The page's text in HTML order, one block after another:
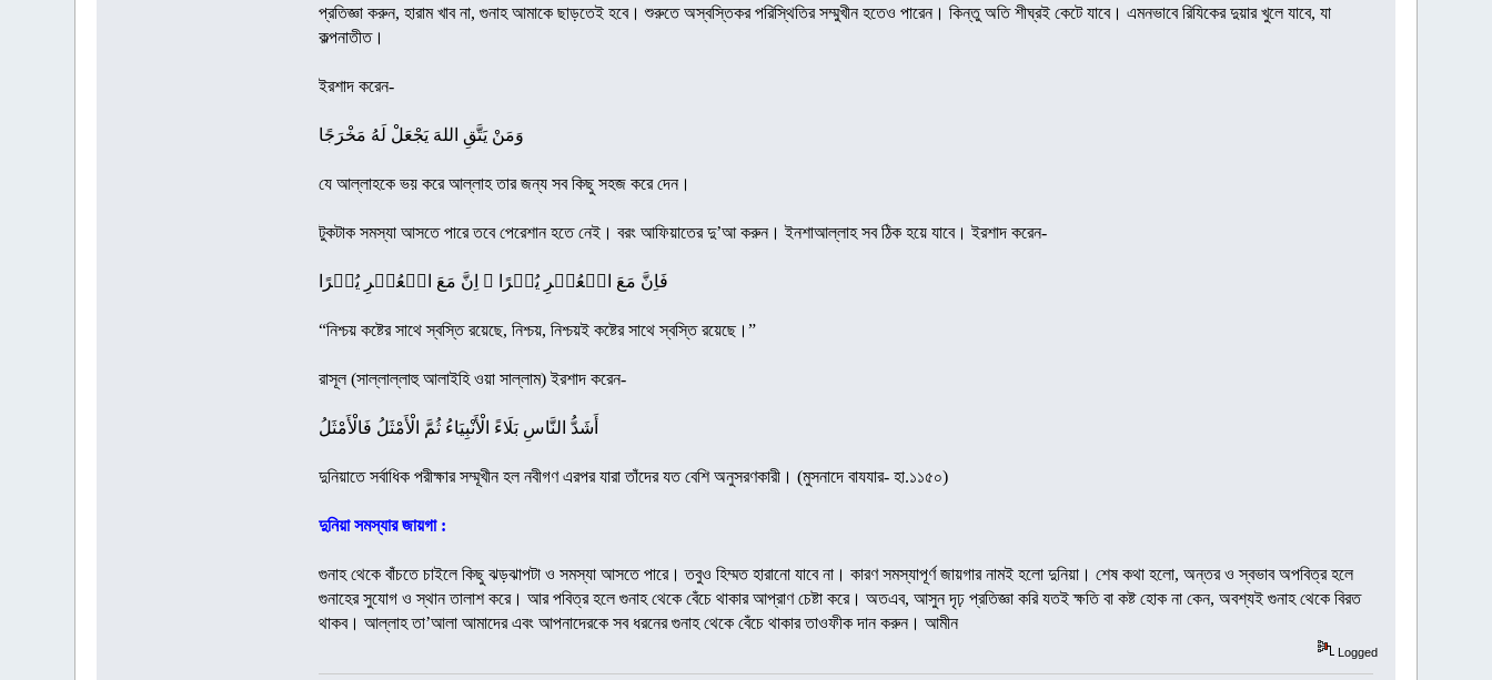
প্রতিজ্ঞা করুন, হারাম খাব না, গুনাহ আমাকে ছাড়তেই হবে। শুরুতে অস্বস্তিকর পরিস্থিতির সম্মুখীন হতেও পারেন। কিন্তু অতি শীঘ্রই কেটে যাবে। এমনভাবে রিযিকের দুয়ার খুলে যাবে, যা
কল্পনাতীত।
ইরশাদ করেন-
وَمَنْ يَتَّقِ اللهَ يَجْعَلْ لَهُ مَخْرَجًا
যে আল্লাহকে ভয় করে আল্লাহ তার জন্য সব কিছু সহজ করে দেন।
টুকটাক সমস্যা আসতে পারে তবে পেরেশান হতে নেই। বরং আফিয়াতের দু’আ করুন। ইনশাআল্লাহ সব ঠিক হয়ে যাবে। ইরশাদ করেন-
فَاِنَّ مَعَ الۡعُسۡرِ یُسۡرًا ۙ اِنَّ مَعَ الۡعُسۡرِ یُسۡرًا
“নিশ্চয় কষ্টের সাথে স্বস্তি রয়েছে, নিশ্চয়, নিশ্চয়ই কষ্টের সাথে স্বস্তি রয়েছে।”
রাসূল (সাল্লাল্লাহু আলাইহি ওয়া সাল্লাম) ইরশাদ করেন-
أَشَدُّ النَّاسِ بَلَاءً الْأَنْبِيَاءُ ثُمَّ الْأَمْثَلُ فَالْأَمْثَلُ
দুনিয়াতে সর্বাধিক পরীক্ষার সম্মূখীন হল নবীগণ এরপর যারা তাঁদের যত বেশি অনুসরণকারী। (মুসনাদে বাযযার- হা.১১৫০)
দুনিয়া সমস্যার জায়গা :
গুনাহ থেকে বাঁচতে চাইলে কিছু ঝড়ঝাপটা ও সমস্যা আসতে পারে। তবুও হিম্মত হারানো যাবে না। কারণ সমস্যাপূর্ণ জায়গার নামই হলো দুনিয়া। শেষ কথা হলো, অন্তর ও স্বভাব অপবিত্র হলে
গুনাহের সুযোগ ও স্থান তালাশ করে। আর পবিত্র হলে গুনাহ থেকে বেঁচে থাকার আপ্রাণ চেষ্টা করে। অতএব, আসুন দৃঢ় প্রতিজ্ঞা করি যতই ক্ষতি বা কষ্ট হোক না কেন, অবশ্যই গুনাহ থেকে বিরত
থাকব। আল্লাহ তা’আলা আমাদের এবং আপনাদেরকে সব ধরনের গুনাহ থেকে বেঁচে থাকার তাওফীক দান করুন। আমীন
Logged